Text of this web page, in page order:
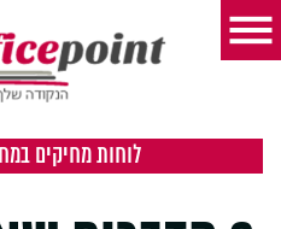
לוחות מחיקים